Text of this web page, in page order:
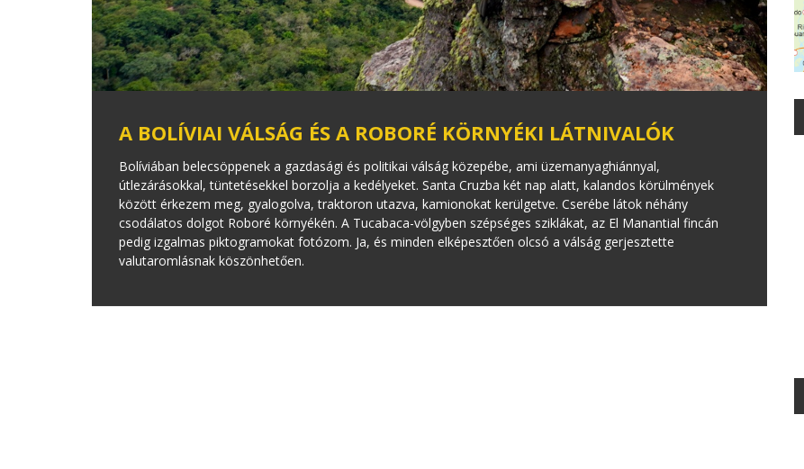
A BOLÍVIAI VÁLSÁG ÉS A ROBORÉ KÖRNYÉKI LÁTNIVALÓK
Bolíviában belecsöppenek a gazdasági és politikai válság közepébe, ami üzemanyaghiánnyal,
útlezárásokkal, tüntetésekkel borzolja a kedélyeket. Santa Cruzba két nap alatt, kalandos körülmények
között érkezem meg, gyalogolva, traktoron utazva, kamionokat kerülgetve. Cserébe látok néhány
csodálatos dolgot Roboré környékén. A Tucabaca-völgyben szépséges sziklákat, az El Manantial fincán
pedig izgalmas piktogramokat fotózom. Ja, és minden elképesztően olcsó a válság gerjesztette
valutaromlásnak köszönhetően.